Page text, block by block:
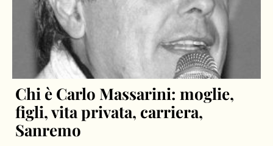
Chi è Carlo Massarini: moglie,
figli, vita privata, carriera,
Sanremo